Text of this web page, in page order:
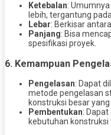
Ketebalan:
lebih, tergantung
Lebar: Berkisar
Panjang: Bisa
spesifikasi proyek.
6. Kemampuan
Pengelasan: Dapat
metode pengelasan
konstruksi besar
Pembentukan:
kebutuhan konstruksi